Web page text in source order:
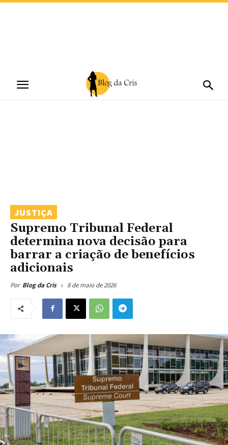
JUSTIÇA
Supremo Tribunal Federal
determina nova decisão para
barrar a criação de benefícios
adicionais
Por Blog da Cris 8 de maio de 2026